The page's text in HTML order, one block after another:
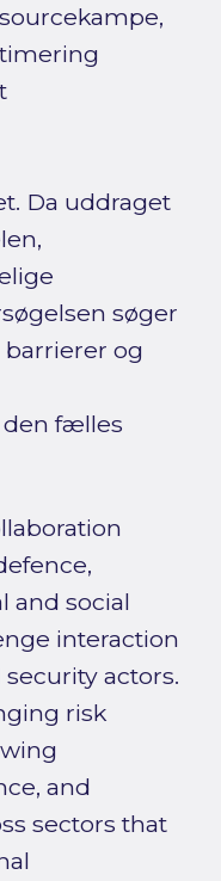
Da uddraget
søger
og
fælles
and social
interaction
actors.
risk
and
sectors that